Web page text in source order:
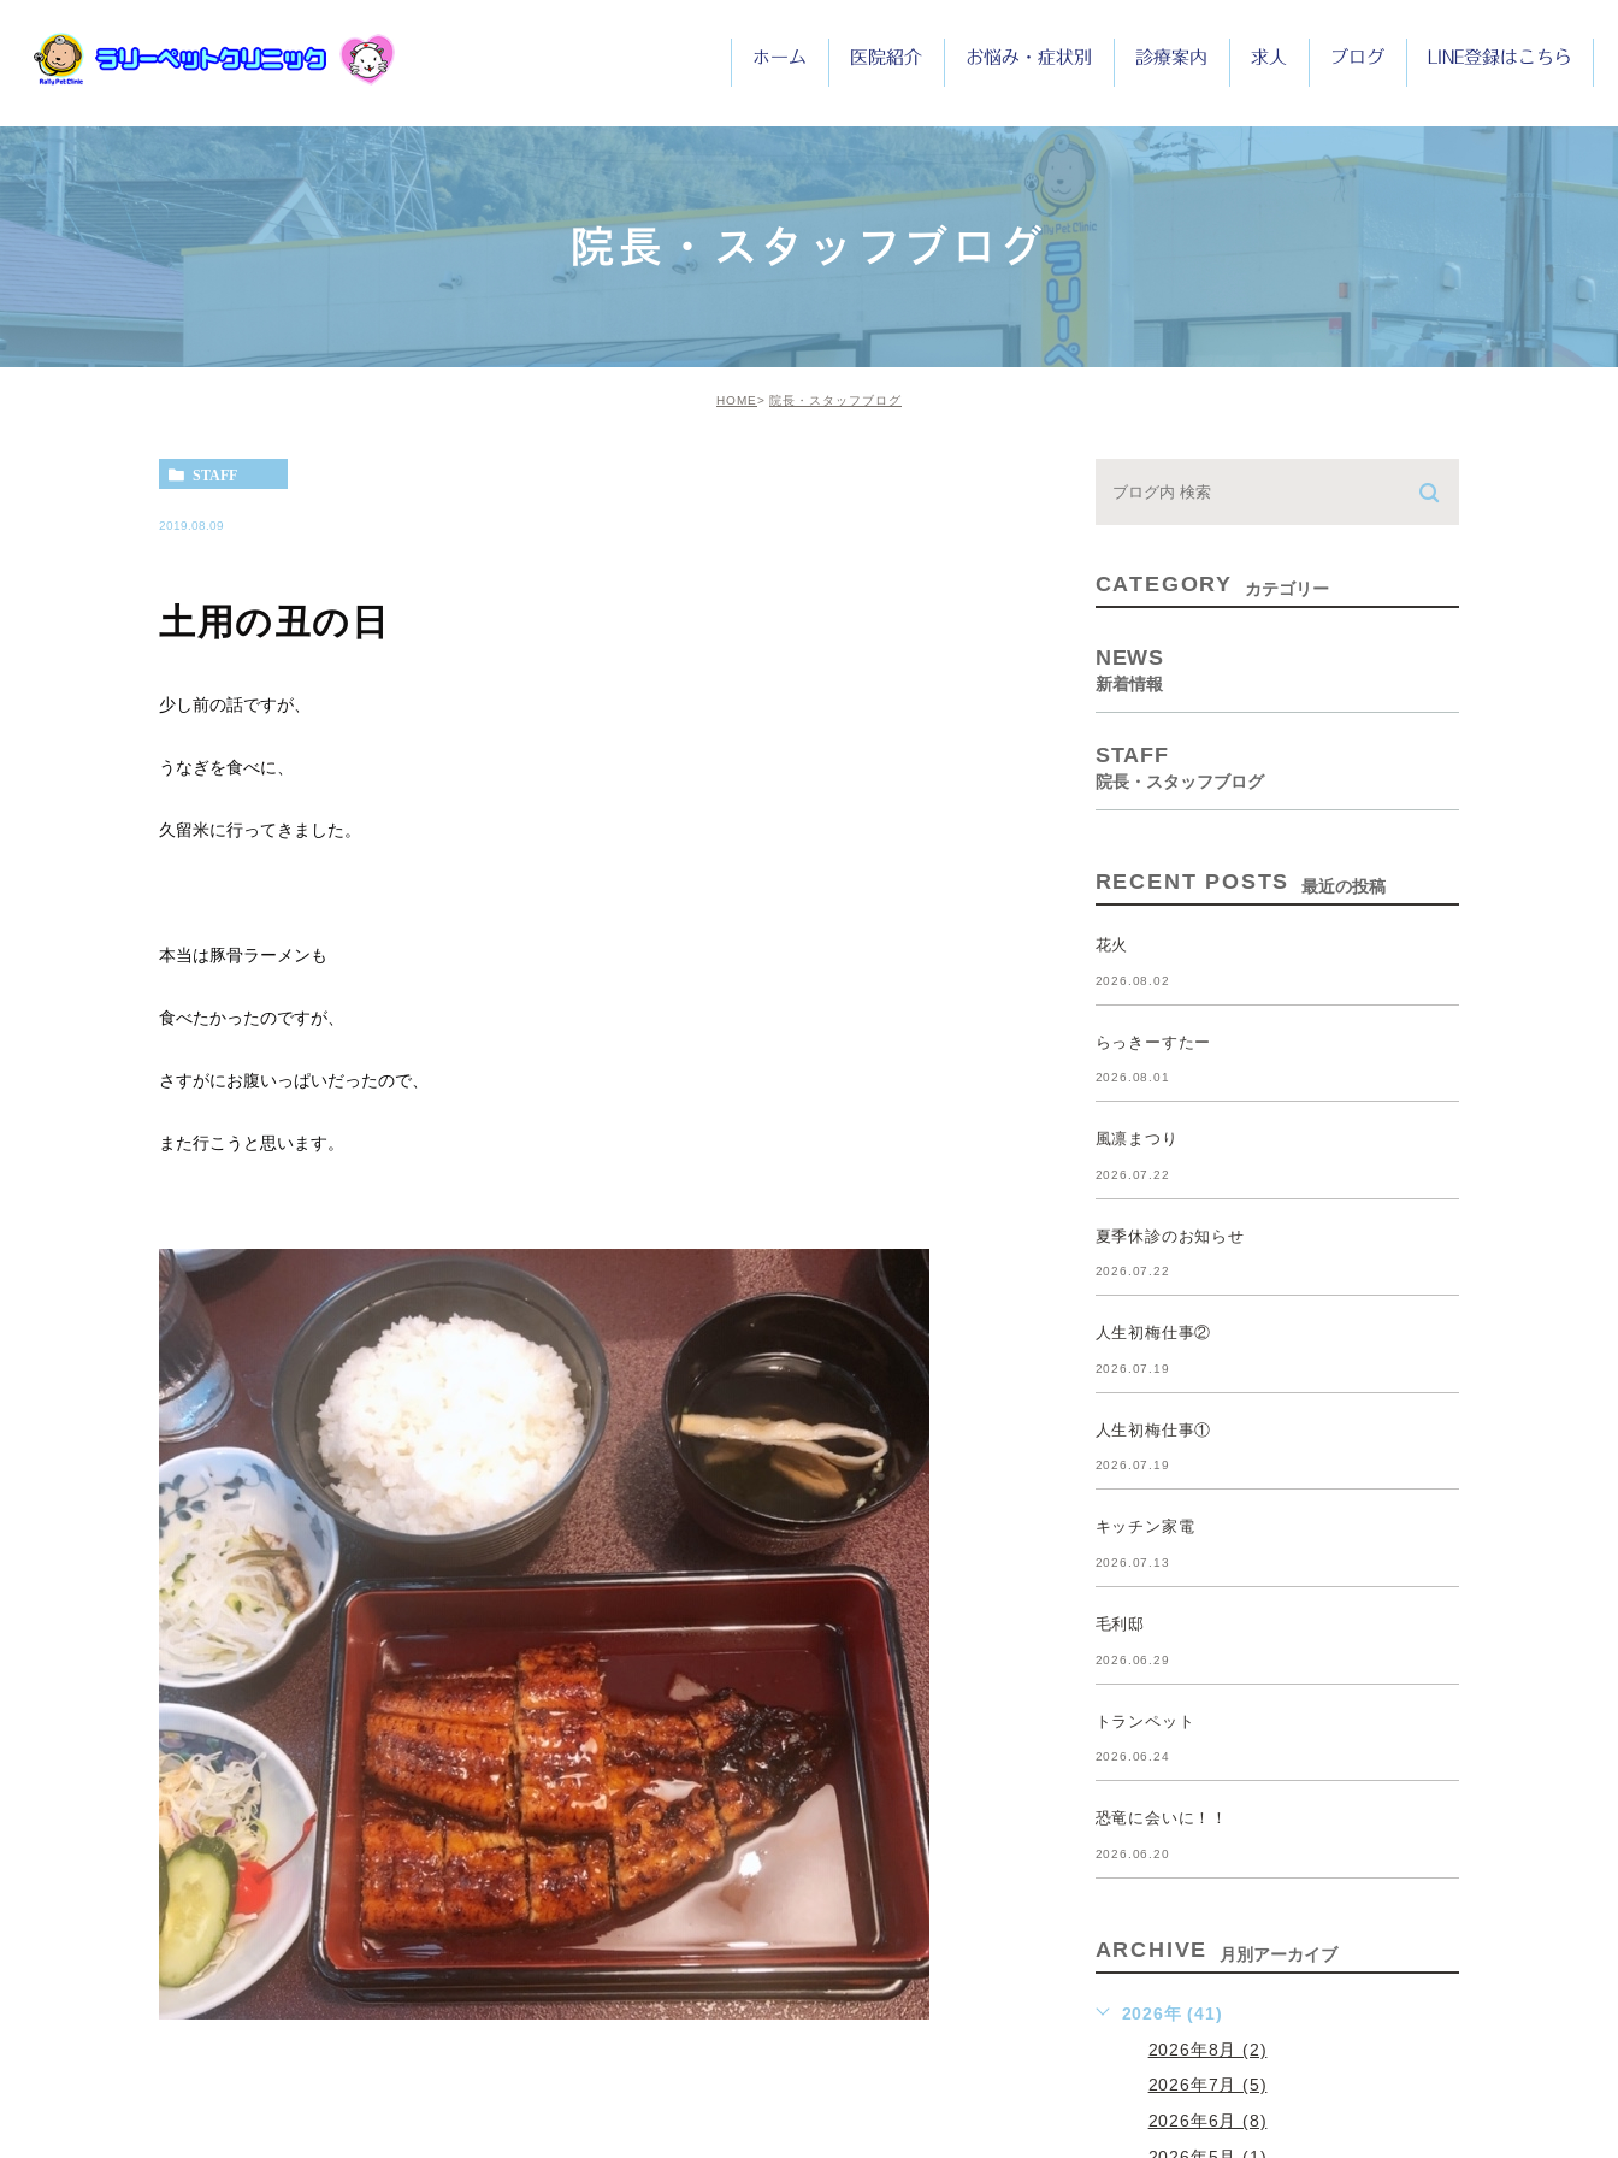
ホーム 医院紹介
院長紹介
診療時間
お悩み・症状別 診療案内 求人 ブログ LINE登録はこちら
院長・スタッフブログ
HOME 院長・スタッフブログ
STAFF
2019.08.09
土用の丑の日
少し前の話ですが、
うなぎを食べに、
久留米に行ってきました。
本当は豚骨ラーメンも
食べたかったのですが、
さすがにお腹いっぱいだったので、
また行こうと思います。
CATEGORY カテゴリー
NEWS
新着情報
STAFF
院長・スタッフブログ
RECENT POSTS 最近の投稿
花火
2026.08.02
らっきーすたー
2026.08.01
風凛まつり
2026.07.22
夏季休診のお知らせ
2026.07.22
人生初梅仕事②
2026.07.19
人生初梅仕事①
2026.07.19
キッチン家電
2026.07.13
毛利邸
2026.06.29
トランペット
2026.06.24
恐竜に会いに！！
2026.06.20
ARCHIVE 月別アーカイブ
2026年 (41)
2026年8月 (2)
2026年7月 (5)
2026年6月 (8)